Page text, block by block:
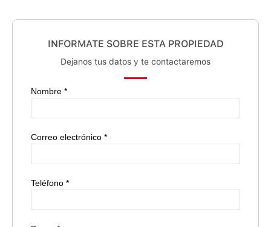
INFORMATE SOBRE ESTA PROPIEDAD
Dejanos tus datos y te contactaremos
Nombre *
Correo electrónico *
Teléfono *